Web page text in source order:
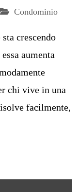
Condominio
crescendo
aumenta
chi vive in una
facilmente,